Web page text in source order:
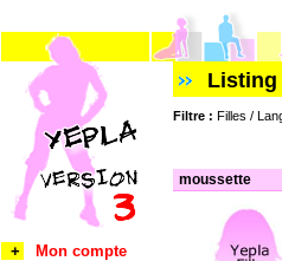
Listing
Filtre : Filles /
moussette
+ Mon compte